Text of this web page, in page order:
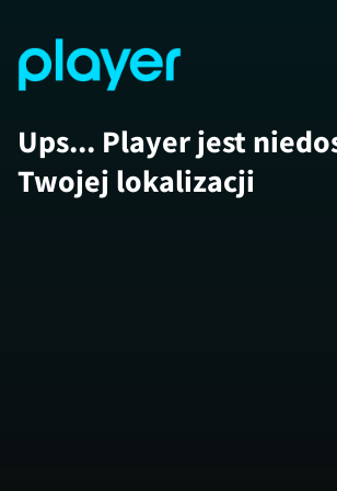
Ups... Player jest
Twojej lokalizacji